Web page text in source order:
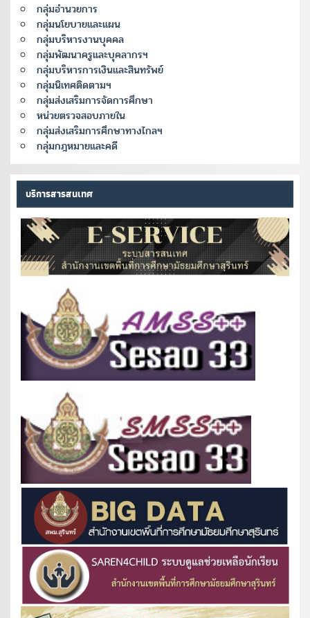
กลุ่มอำนวยการ
กลุ่มนโยบายและแผน
กลุ่มบริหารงานบุคคล
กลุ่มพัฒนาครูและบุคลากรฯ
กลุ่มบริหารการเงินและสินทรัพย์
กลุ่มนิเทศติดตามฯ
กลุ่มส่งเสริมการจัดการศึกษา
หน่วยตรวจสอบภายใน
กลุ่มส่งเสริมการศึกษาทางไกลฯ
กลุ่มกฎหมายและคดี
บริการสารสนเทศ